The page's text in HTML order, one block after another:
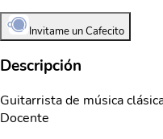
Invitame un Cafecito
Descripción
Guitarrista de música
Docente